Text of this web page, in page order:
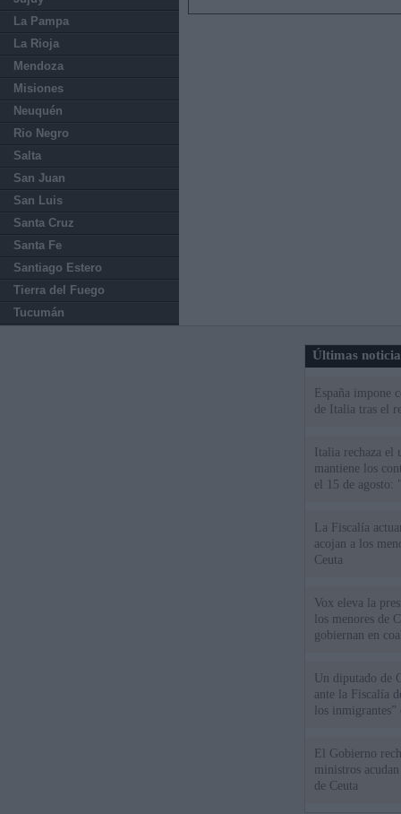
La Pampa
La Rioja
Mendoza
Misiones
Neuquén
Rio Negro
Salta
San Juan
San Luis
Santa Cruz
Santa Fe
Santiago Estero
Tierra del Fuego
Tucumán
Últimas
España impone
de Italia tras el
Italia rechaza
mantiene los
el 15 de agosto:
La Fiscalía
acojan a los
Ceuta
Vox eleva la
los menores de
gobiernan en
Un diputado de
ante la Fiscalía
los inmigrantes”
El Gobierno
ministros
de Ceuta